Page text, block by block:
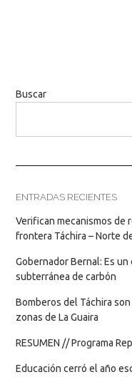
Buscar
ENTRADAS RECIENTES
Verifican mecanismos de
frontera Táchira – Norte
Gobernador Bernal: Es
subterránea de carbón
Bomberos del Táchira
zonas de La Guaira
RESUMEN // Programa
Educación cerró el año